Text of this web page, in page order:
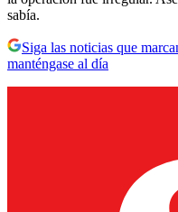
sabía.
Siga las noticias que
manténgase al día